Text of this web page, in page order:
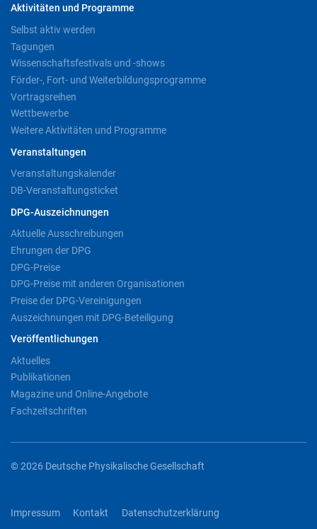
Aktivitäten und Programme
Selbst aktiv werden
Tagungen
Wissenschaftsfestivals und -shows
Förder-, Fort- und Weiterbildungsprogramme
Vortragsreihen
Wettbewerbe
Weitere Aktivitäten und Programme
Veranstaltungen
Veranstaltungskalender
DB-Veranstaltungsticket
DPG-Auszeichnungen
Aktuelle Ausschreibungen
Ehrungen der DPG
DPG-Preise
DPG-Preise mit anderen Organisationen
Preise der DPG-Vereinigungen
Auszeichnungen mit DPG-Beteiligung
Veröffentlichungen
Aktuelles
Publikationen
Magazine und Online-Angebote
Fachzeitschriften
© 2026 Deutsche Physikalische Gesellschaft
Impressum Kontakt Datenschutzerklärung